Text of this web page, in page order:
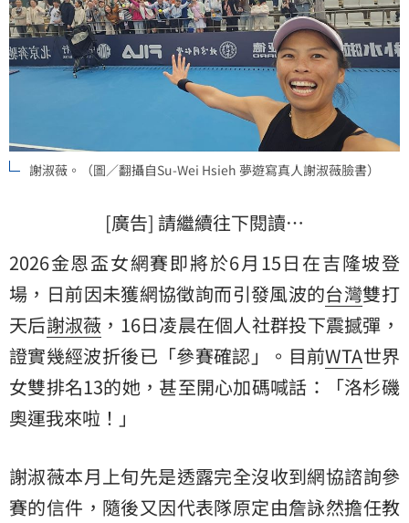
謝淑薇。（圖／翻攝自Su-Wei Hsieh 夢遊寫真人謝淑薇臉書）
[廣告] 請繼續往下閱讀…
2026金恩盃女網賽即將於6月15日在吉隆坡登
場，日前因未獲網協徵詢而引發風波的台灣雙打
天后謝淑薇 ，16日凌晨在個人社群投下震撼彈，
證實幾經波折後已「參賽確認」。目前WTA世界
女雙排名13的她，甚至開心加碼喊話：「洛杉磯
奧運我來啦！」
謝淑薇本月上旬先是透露完全沒收到網協諮詢參
賽的信件，隨後又因代表隊原定由詹詠然擔任教